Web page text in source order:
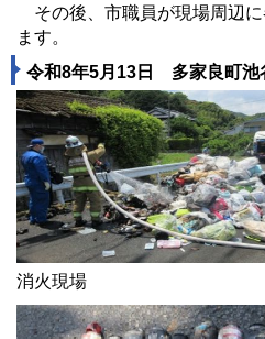
その後、市職員が現場周辺
ます。
令和8年5月13日 多家良町
消火現場